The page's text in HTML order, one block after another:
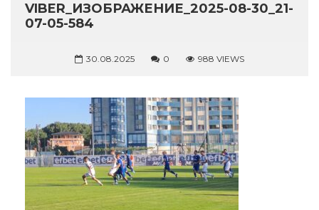
VIBER_ИЗОБРАЖЕНИЕ_2025-08-30_21-
07-05-584
30.08.2025 0 988 VIEWS